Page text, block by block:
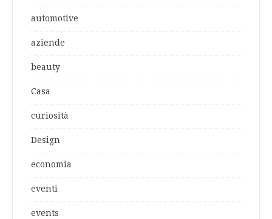
automotive
aziende
beauty
Casa
curiosità
Design
economia
eventi
events